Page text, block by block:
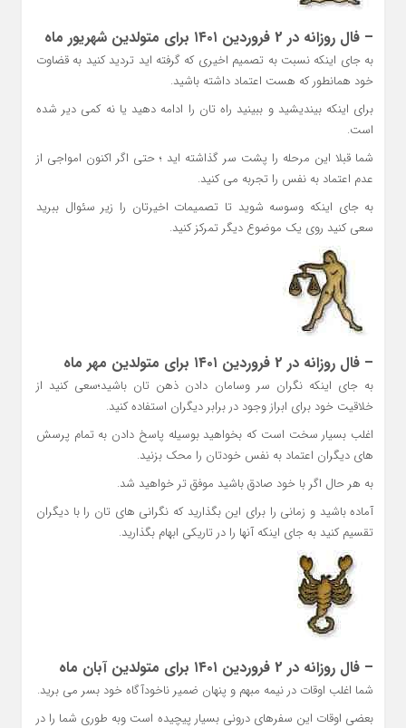
– فال روزانه در 2 فروردین ۱۴۰۱ برای متولدین شهریور ماه
به جای اینکه نسبت به تصمیم اخیری که گرفته اید تردید کنید به قضاوت
خود همانطور که هست اعتماد داشته باشید.
برای اینکه بیندیشید و ببینید راه تان را ادامه دهید یا نه کمی دیر شده
است.
شما قبلا این مرحله را پشت سر گذاشته اید ؛ حتی اگر اکنون امواجی از
عدم اعتماد به نفس را تجربه می کنید.
به جای اینکه وسوسه شوید تا تصمیمات اخیرتان را زیر سئوال ببرید
سعی کنید روی یک موضوع دیگر تمرکز کنید.
– فال روزانه در 2 فروردین ۱۴۰۱ برای متولدین مهر ماه
به جای اینکه نگران سر وسامان دادن ذهن تان باشید؛سعی کنید از
خلاقیت خود برای ابراز وجود در برابر دیگران استفاده کنید.
اغلب بسیار سخت است که بخواهید بوسیله پاسخ دادن به تمام پرسش
های دیگران اعتماد به نفس خودتان را محک بزنید.
به هر حال اگر با خود صادق باشید موفق تر خواهید شد.
آماده باشید و زمانی را برای این بگذارید که نگرانی های تان را با دیگران
تقسیم کنید به جای اینکه آنها را در تاریکی ابهام بگذارید.
– فال روزانه در 2 فروردین ۱۴۰۱ برای متولدین آبان ماه
شما اغلب اوقات در نیمه مبهم و پنهان ضمیر ناخودآگاه خود بسر می برید.
بعضی اوقات این سفرهای درونی بسیار پیچیده است وبه طوری شما را در